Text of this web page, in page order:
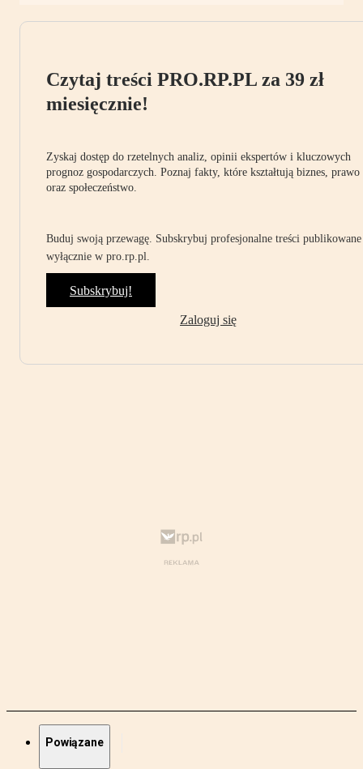
Czytaj treści PRO.RP.PL za 39 zł
miesięcznie!
Zyskaj dostęp do rzetelnych analiz, opinii ekspertów i kluczowych
prognoz gospodarczych. Poznaj fakty, które kształtują biznes, prawo
oraz społeczeństwo.
Buduj swoją przewagę. Subskrybuj profesjonalne treści publikowane
wyłącznie w pro.rp.pl.
Subskrybuj!
Zaloguj się
Powiązane